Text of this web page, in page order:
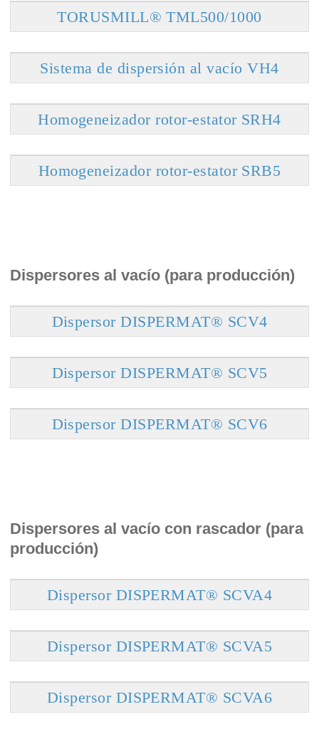
TORUSMILL® TML500/1000
Sistema de dispersión al vacío VH4
Homogeneizador rotor-estator SRH4
Homogeneizador rotor-estator SRB5
Dispersores al vacío (para producción)
Dispersor DISPERMAT® SCV4
Dispersor DISPERMAT® SCV5
Dispersor DISPERMAT® SCV6
Dispersores al vacío con rascador (para
producción)
Dispersor DISPERMAT® SCVA4
Dispersor DISPERMAT® SCVA5
Dispersor DISPERMAT® SCVA6